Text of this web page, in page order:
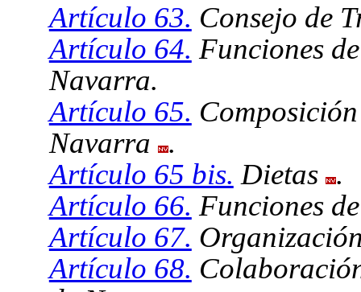
Artículo 63. Consejo de
Artículo 64. Funciones
Navarra.
Artículo 65.
Navarra .
Artículo 65 bis. Dietas .
Artículo 66. Funciones
Artículo 67.
Artículo 68.